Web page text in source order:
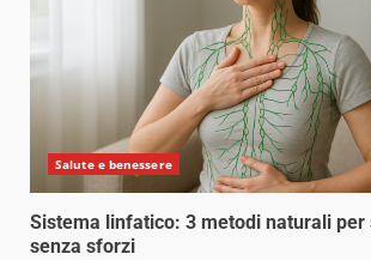
Salute e benessere
Sistema linfatico: 3 metodi naturali
senza sforzi